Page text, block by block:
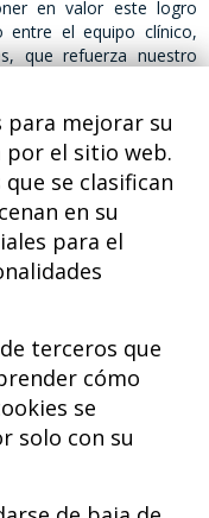
para mejorar su
por el sitio web.
se clasifican
en su
para el
terceros que
cómo
se
solo con su
en valor este logro
el equipo clínico,
que refuerza nuestro